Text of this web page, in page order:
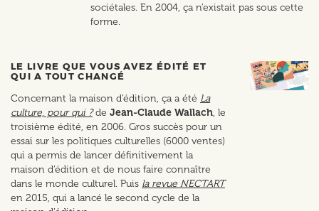
sociétales. En 2004, ça n’existait pas sous cette
forme.
LE LIVRE QUE VOUS AVEZ ÉDITÉ ET
QUI A TOUT CHANGÉ
Concernant la maison d’édition, ça a été La
culture, pour qui ?de Jean-Claude Wallach, le
troisième édité, en 2006. Gros succès pour un
essai sur les politiques culturelles (6000 ventes)
qui a permis de lancer définitivement la
maison d’édition et de nous faire connaître
dans le monde culturel. Puis la revue NECTART
en 2015, qui a lancé le second cycle de la